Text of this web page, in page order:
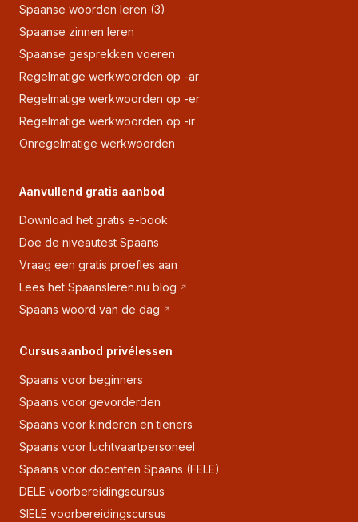
Spaanse woorden leren (3)
Spaanse zinnen leren
Spaanse gesprekken voeren
Regelmatige werkwoorden op -ar
Regelmatige werkwoorden op -er
Regelmatige werkwoorden op -ir
Onregelmatige werkwoorden
Aanvullend gratis aanbod
Download het gratis e-book
Doe de niveautest Spaans
Vraag een gratis proefles aan
Lees het Spaansleren.nu blog
Spaans woord van de dag
Cursusaanbod privélessen
Spaans voor beginners
Spaans voor gevorderden
Spaans voor kinderen en tieners
Spaans voor luchtvaartpersoneel
Spaans voor docenten Spaans (FELE)
DELE voorbereidingscursus
SIELE voorbereidingscursus